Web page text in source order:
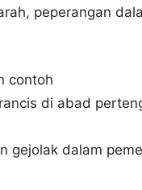
peperangan
contoh
di abad
gejolak dalam